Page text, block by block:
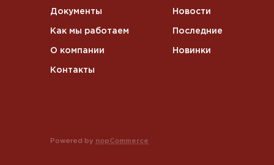
бритья
Документы
Как мы работаем
О компании
Контакты
Новости
Последние
Новинки
Powered by nopCommerce